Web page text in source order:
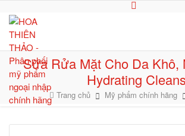
Sữa Rửa Mặt Cho Da Khô,
Hydrating
Trang chủ Mỹ phẩm chính hãng